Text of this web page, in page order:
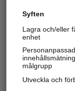
Syften
Lagra och/eller
enhet
målgrupp
Utveckla och